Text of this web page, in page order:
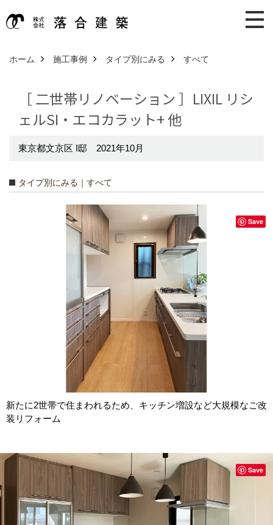
ホーム 施工事例 タイプ別にみる すべて
［ 二世帯リノベーション ］LIXIL リシ
ェルSI・エコカラット+ 他
東京都文京区 I邸 2021年10月
タイプ別にみる｜すべて
新たに2世帯で住まわれるため、キッチン増設など大規模なご改
装リフォーム
Save
Save